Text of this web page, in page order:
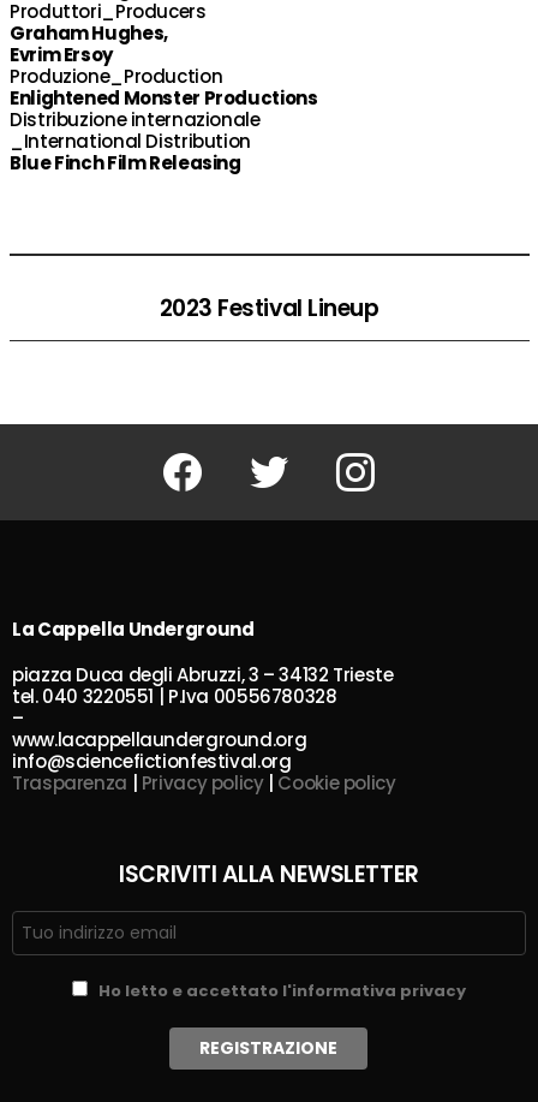
Produttori_Producers
Graham Hughes,
Evrim Ersoy
Produzione_Production
Enlightened Monster Productions
Distribuzione internazionale
_International Distribution
Blue Finch Film Releasing
2023 Festival Lineup
Facebook Twitter Instagram
La Cappella Underground
piazza Duca degli Abruzzi, 3 – 34132 Trieste
tel. 040 3220551 | P.Iva 00556780328
–
www.lacappellaunderground.org
info@sciencefictionfestival.org
Trasparenza
Privacy policy| Cookie policy
ISCRIVITI ALLA NEWSLETTER
Ho letto e accettato l'informativa privacy